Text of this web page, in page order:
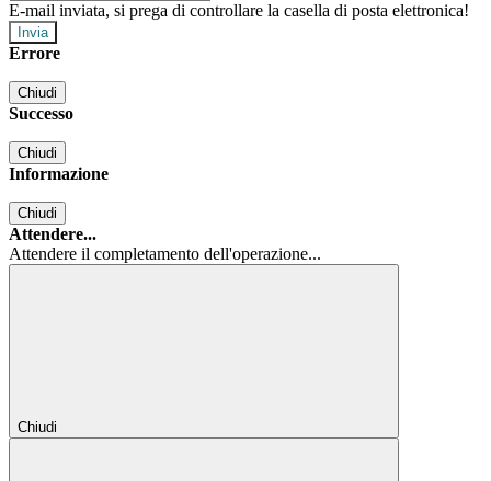
E-mail inviata, si prega di controllare la casella di posta elettronica!
Errore
Chiudi
Successo
Chiudi
Informazione
Chiudi
Attendere...
Attendere il completamento dell'operazione...
Chiudi